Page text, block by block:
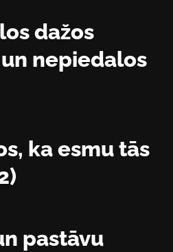
dažos
nepiedalos
ka esmu tās
pastāvu